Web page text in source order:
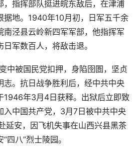
，指挥部队挺进皖东敌后，在津浦
据地。1940年10月初，日军五千余
南泾县云岭新四军军部，他指挥军
军数百人，将敌击退。
中被国民党扣押，身陷囹圄，坚贞
志。抗日战争胜利后，经中共中央
1946年3月4日获释。出狱后立即致
入中国共产党，3月7日被中共中央
延安，因飞机失事在山西兴县黑茶
四八”烈士陵园。